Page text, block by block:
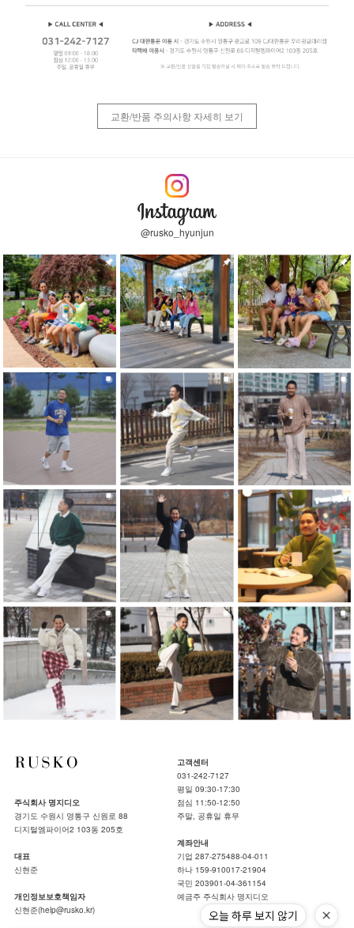
교환/반품 주의사항 자세히 보기
@rusko_hyunjun
주식회사 명지디오
경기도 수원시 영통구 신원로 88
디지털엠파이어2 103동 205호
대표
신현준
개인정보보호책임자
신현준(help@rusko.kr)
고객센터
031-242-7127
평일 09:30-17:30
점심 11:50-12:50
주말, 공휴일 휴무
계좌안내
기업 287-275488-04-011
하나 159-910017-21904
국민 203901-04-361154
예금주 주식회사 명지디오